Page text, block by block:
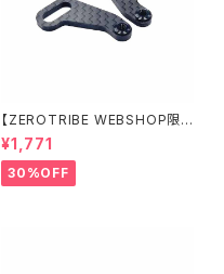
【ZEROTRIBE WEBSHOP限
定価格】RCM-X4-CSAR カ
ーボンリアステアリングアームセ
ット XRAY X4用
¥1,771
30%OFF